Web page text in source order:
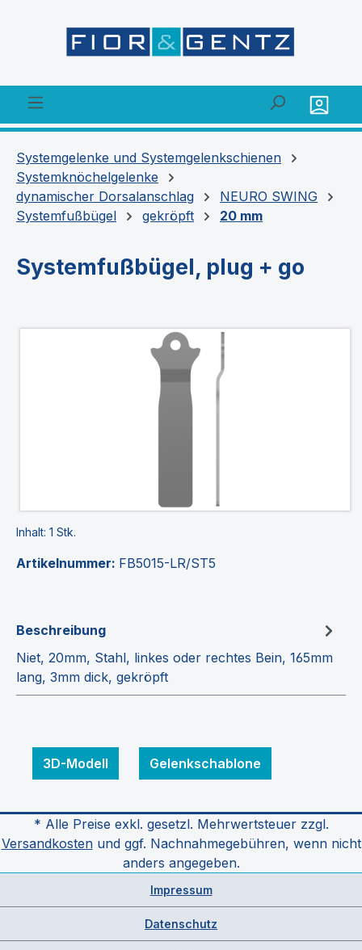
Systemgelenke und Systemgelenkschienen
Systemknöchelgelenke
dynamischer Dorsalanschlag
NEURO SWING
Systemfußbügel
gekröpft 20 mm
Systemfußbügel, plug + go
Bildergalerie überspringen
Inhalt: 1 Stk.
Artikelnummer: FB5015-LR/ST5
Beschreibung
Niet, 20mm, Stahl, linkes oder rechtes Bein, 165mm
lang, 3mm dick, gekröpft
3D-Modell Gelenkschablone
* Alle Preise exkl. gesetzl. Mehrwertsteuer zzgl.
Versandkostenund ggf. Nachnahmegebühren, wenn nicht
anders angegeben.
Impressum
Datenschutz